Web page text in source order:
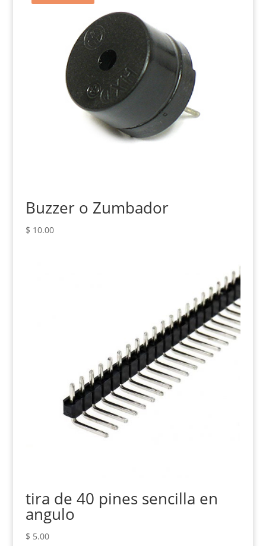
Buzzer o Zumbador
$ 10.00
tira de 40 pines sencilla en
angulo
$ 5.00